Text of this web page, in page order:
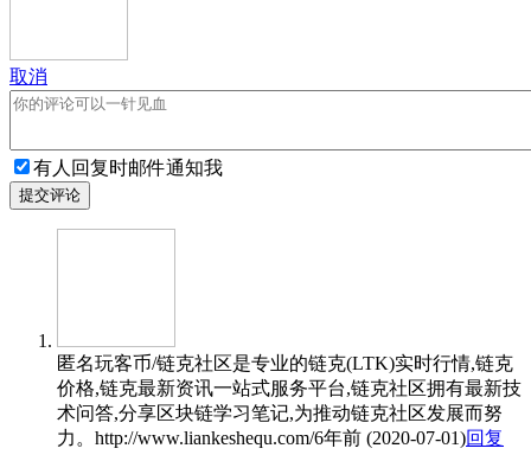
取消
有人回复时邮件通知我
提交评论
匿名玩客币/链克社区是专业的链克(LTK)实时行情,链克
价格,链克最新资讯一站式服务平台,链克社区拥有最新技
术问答,分享区块链学习笔记,为推动链克社区发展而努
力。http://www.liankeshequ.com/6年前 (2020-07-01)回复